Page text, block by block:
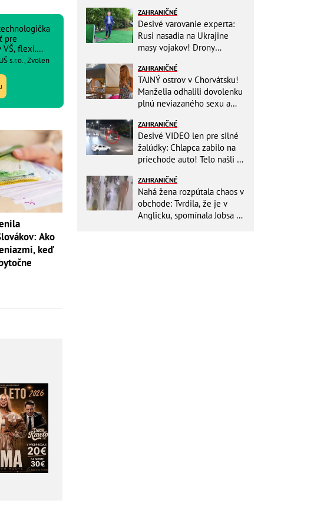
pre
VŠ, flexi.
s.r.o., Zvolen
Ako
keď
ZAHRANIČNÉ
Desivé varovanie experta:
Rusi nasadia na Ukrajine
masy vojakov! Drony
ZAHRANIČNÉ
TAJNÝ ostrov v Chorvátsku!
Manželia odhalili dovolenku
plnú neviazaného sexu a
ZAHRANIČNÉ
Desivé VIDEO len pre silné
žalúdky: Chlapca zabilo na
priechode auto! Telo našli o
ZAHRANIČNÉ
Nahá žena rozpútala chaos v
obchode: Tvrdila, že je v
Anglicku, spomínala Jobsa aj